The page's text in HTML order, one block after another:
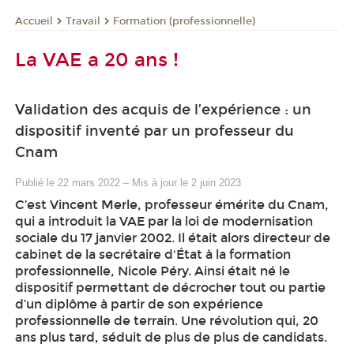
Accueil Travail Formation (professionnelle)
La VAE a 20 ans !
Validation des acquis de l’expérience : un
dispositif inventé par un professeur du
Cnam
Publié le 22 mars 2022 – Mis à jour le 2 juin 2023
C’est Vincent Merle, professeur émérite du Cnam,
qui a introduit la VAE par la loi de modernisation
sociale du 17 janvier 2002. Il était alors directeur de
cabinet de la secrétaire d'État à la formation
professionnelle, Nicole Péry. Ainsi était né le
dispositif permettant de décrocher tout ou partie
d’un diplôme à partir de son expérience
professionnelle de terrain. Une révolution qui, 20
ans plus tard, séduit de plus de plus de candidats.